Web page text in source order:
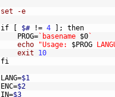
set -e
if $# != 4 ];
then
    PROG
= `basename $0 `
echo "Usage: $PROG
exit
10
fi
LANG=$1
ENC=$2
IN=$3